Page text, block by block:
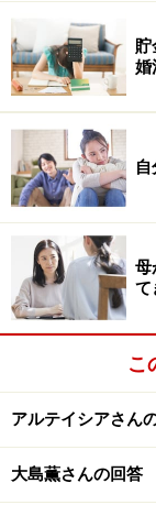
以前、知り合
うこと。かわい
たら」とアドバ
いないのにほめ
藤本先生は、男
自慢話を聞かさ
ひ教えていただ
アドバイス
らするもの
貯
婚
母
て
こ
アルテイシアさん
大島薫さんの回答